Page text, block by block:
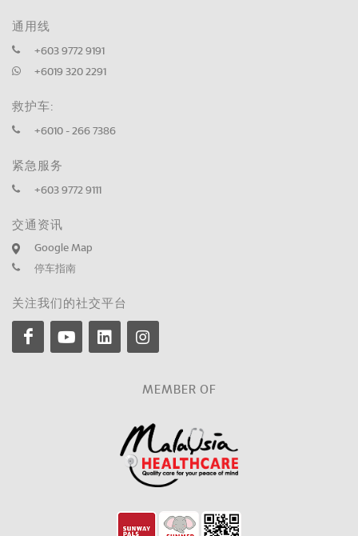
通用线
+603 9772 9191
+6019 320 2291
救护车:
+6010 - 266 7386
紧急服务
+603 9772 9111
交通资讯
Google Map
停车指南
关注我们的社交平台
MEMBER OF